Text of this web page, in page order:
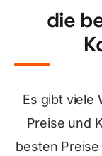
die
Es gibt viele
Preise und
besten